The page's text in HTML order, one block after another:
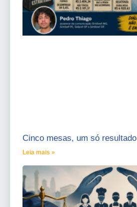
Cinco mesas, um só resultado
Leia mais »